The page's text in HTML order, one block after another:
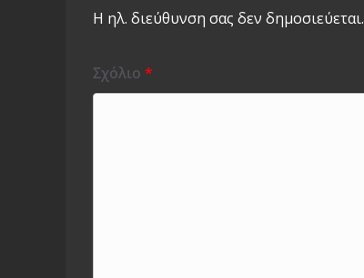
Η ηλ. διεύθυνση σας δεν δημοσιεύεται.
Σχόλιο *